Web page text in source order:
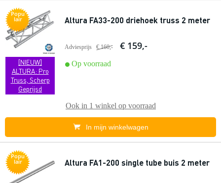
Popu
lair
[NIEUW]
ALTURA: Pro
Truss, Scherp
Geprijsd
Altura FA33-200 driehoek truss 2 meter
Adviesprijs € 160,- € 159,-
Op voorraad
Ook in 1 winkel op voorraad
In mijn winkelwagen
Popu
lair Altura FA1-200 single tube buis 2 meter